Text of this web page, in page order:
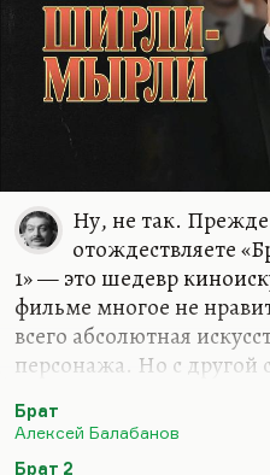
Ну, не так. Прежде
отождествляете
1» — это шедевр
фильме многое не
всего абсолютная
персонажа. Но с другой
— вот эта ликующая
Брат
Алексей Балабанов
Брат 2